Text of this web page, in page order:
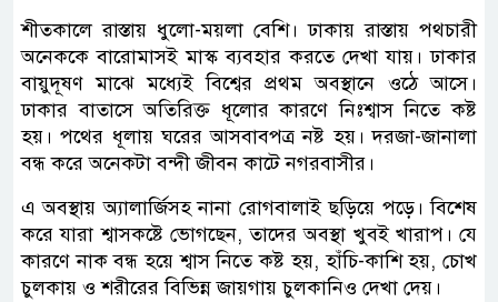
শীতকালে রাস্তায় ধুলো-ময়লা বেশি। ঢাকায় রাস্তায় পথচারী
অনেককে বারোমাসই মাস্ক ব্যবহার করতে দেখা যায়। ঢাকার
বায়ুদূষণ মাঝে মধ্যেই বিশ্বের প্রথম অবস্থানে ওঠে আসে।
ঢাকার বাতাসে অতিরিক্ত ধূলোর কারণে নিঃশ্বাস নিতে কষ্ট
হয়। পথের ধূলায় ঘরের আসবাবপত্র নষ্ট হয়। দরজা-জানালা
বন্ধ করে অনেকটা বন্দী জীবন কাটে নগরবাসীর।
এ অবস্থায় অ্যালার্জিসহ নানা রোগবালাই ছড়িয়ে পড়ে। বিশেষ
করে যারা শ্বাসকষ্টে ভোগছেন, তাদের অবস্থা খুবই খারাপ। যে
কারণে নাক বন্ধ হয়ে শ্বাস নিতে কষ্ট হয়, হাঁচি-কাশি হয়, চোখ
চুলকায় ও শরীরের বিভিন্ন জায়গায় চুলকানিও দেখা দেয়।